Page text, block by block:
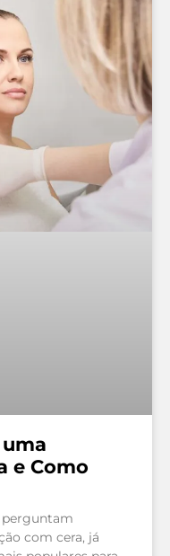
e Como
perguntam
com cera, já